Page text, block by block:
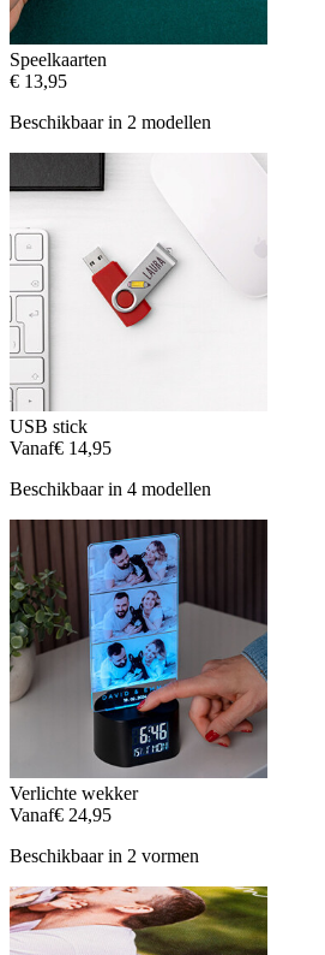
Speelkaarten
€ 13,95
Beschikbaar in 2 modellen
USB stick
Vanaf€ 14,95
Beschikbaar in 4 modellen
Verlichte wekker
Vanaf€ 24,95
Beschikbaar in 2 vormen